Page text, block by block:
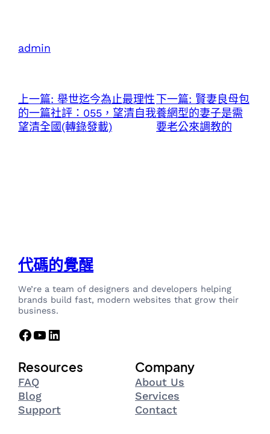
admin
上一篇: 舉世迄今為止最理性
的一篇社評：055，望清自我
望清全國(轉錄發載)
下一篇: 賢妻良母包
養網型的妻子是需
要老公來調教的
代碼的覺醒
We’re a team of designers and developers helping
brands build fast, modern websites that grow their
business.
Facebook YouTube LinkedIn
Resources
FAQ
Blog
Support
Company
About Us
Services
Contact